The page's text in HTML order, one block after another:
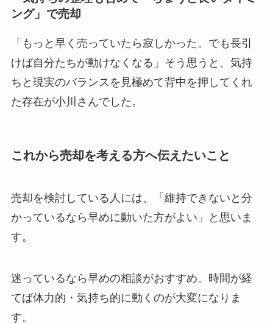
ング」で売却
「もっと早く売っていたら寂しかった。でも長引
けば自分たちが動けなくなる」そう思うと、気持
ちと現実のバランスを見極めて背中を押してくれ
た存在が小川さんでした。
これから売却を考える方へ伝えたいこと
売却を検討している人には、「維持できないと分
かっているなら早めに動いた方がよい」と思いま
す。
迷っているなら早めの相談がおすすめ。時間が経
てば体力的・気持ち的に動くのが大変になりま
す。